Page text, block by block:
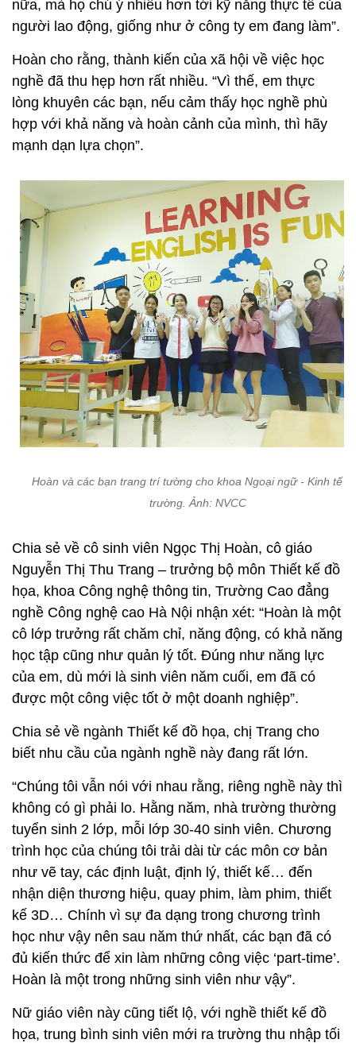
nữa, mà họ chú ý nhiều hơn tới kỹ năng thực tế của
người lao động, giống như ở công ty em đang làm”.
Hoàn cho rằng, thành kiến của xã hội về việc học
nghề đã thu hẹp hơn rất nhiều. “Vì thế, em thực
lòng khuyên các bạn, nếu cảm thấy học nghề phù
hợp với khả năng và hoàn cảnh của mình, thì hãy
mạnh dạn lựa chọn”.
Hoàn và các bạn trang trí tường cho khoa Ngoại ngữ - Kinh tế
trường. Ảnh: NVCC
Chia sẻ về cô sinh viên Ngọc Thị Hoàn, cô giáo
Nguyễn Thị Thu Trang – trưởng bộ môn Thiết kế đồ
họa, khoa Công nghệ thông tin, Trường Cao đẳng
nghề Công nghệ cao Hà Nội nhận xét: “Hoàn là một
cô lớp trưởng rất chăm chỉ, năng động, có khả năng
học tập cũng như quản lý tốt. Đúng như năng lực
của em, dù mới là sinh viên năm cuối, em đã có
được một công việc tốt ở một doanh nghiệp”.
Chia sẻ về ngành Thiết kế đồ họa, chị Trang cho
biết nhu cầu của ngành nghề này đang rất lớn.
“Chúng tôi vẫn nói với nhau rằng, riêng nghề này thì
không có gì phải lo. Hằng năm, nhà trường thường
tuyển sinh 2 lớp, mỗi lớp 30-40 sinh viên. Chương
trình học của chúng tôi trải dài từ các môn cơ bản
như vẽ tay, các định luật, định lý, thiết kế… đến
nhận diện thương hiệu, quay phim, làm phim, thiết
kế 3D… Chính vì sự đa dạng trong chương trình
học như vậy nên sau năm thứ nhất, các bạn đã có
đủ kiến thức để xin làm những công việc ‘part-time’.
Hoàn là một trong những sinh viên như vậy”.
Nữ giáo viên này cũng tiết lộ, với nghề thiết kế đồ
họa, trung bình sinh viên mới ra trường thu nhập tối